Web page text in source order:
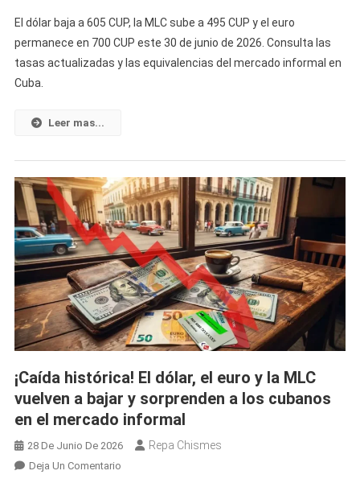
Cayendo
Las
Divisas!
Vuelven
A
Bajar
Y
Cambian
El
Panorama
Del
Mercado
Informal
El dólar baja a 605 CUP, la MLC sube a 495 CUP y el euro
permanece en 700 CUP este 30 de junio de 2026. Consulta las
tasas actualizadas y las equivalencias del mercado informal en
Cuba.
Leer mas...
¡Caída histórica! El dólar, el euro y la MLC
vuelven a bajar y sorprenden a los cubanos
en el mercado informal
28 De Junio De 2026 Repa Chismes
Deja Un ComentarioEn